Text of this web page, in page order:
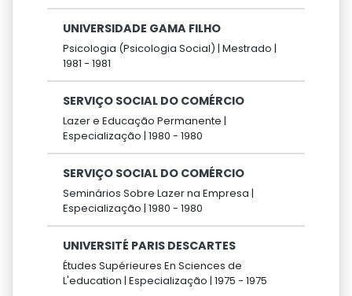
UNIVERSIDADE GAMA FILHO
Psicologia (Psicologia Social) | Mestrado |
1981 - 1981
SERVIÇO SOCIAL DO COMÉRCIO
Lazer e Educação Permanente |
Especialização | 1980 - 1980
SERVIÇO SOCIAL DO COMÉRCIO
Seminários Sobre Lazer na Empresa |
Especialização | 1980 - 1980
UNIVERSITÉ PARIS DESCARTES
Études Supérieures En Sciences de
L'education | Especialização | 1975 - 1975